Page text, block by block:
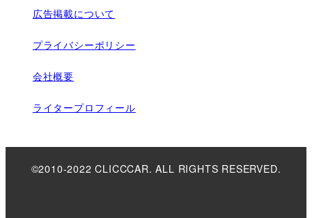
広告掲載について
プライバシーポリシー
会社概要
ライタープロフィール
©2010-2022 CLICCCAR. ALL RIGHTS RESERVED.